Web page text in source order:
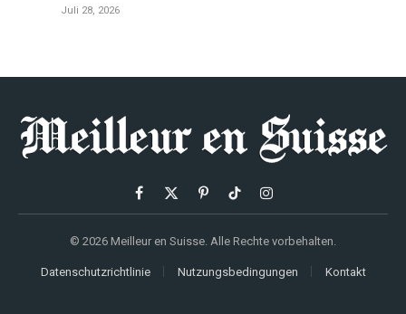
Juli 28, 2026
Facebook
X
PinterestTikTokInstagram
© 2026 Meilleur en Suisse. Alle Rechte vorbehalten.
Datenschutzrichtlinie Nutzungsbedingungen Kontakt